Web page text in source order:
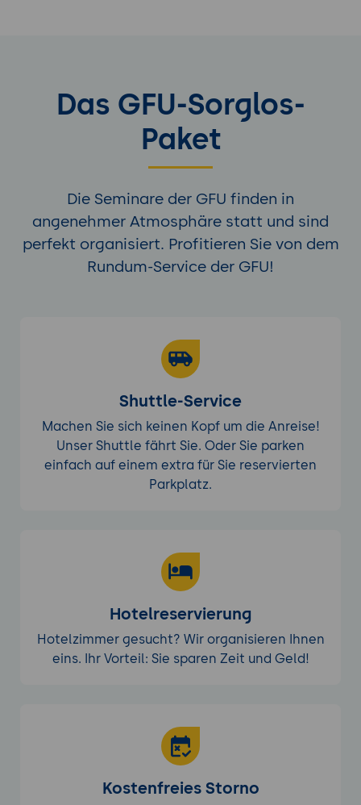
Das GFU-Sorglos-
Paket
Die Seminare der GFU finden in
angenehmer Atmosphäre statt und sind
perfekt organisiert. Profitieren Sie von dem
Rundum-Service der GFU!
Shuttle-Service
Machen Sie sich keinen Kopf um die Anreise!
Unser Shuttle fährt Sie. Oder Sie parken
einfach auf einem extra für Sie reservierten
Parkplatz.
Hotelreservierung
Hotelzimmer gesucht? Wir organisieren Ihnen
eins. Ihr Vorteil: Sie sparen Zeit und Geld!
Kostenfreies Storno